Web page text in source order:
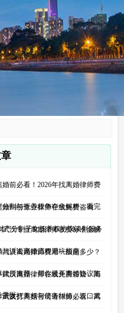
婚前必看！2026年找离婚律师费
分割与抚养权争夺全解析，看完
婚纠纷专业律师在线免费咨询
产分割子女抚养权协议谈判服务
武汉专业离婚律师收费标准全解
与诉讼离婚流程避坑指南
武汉离婚律师费用一般是多少？
律所推荐，帮你避开离婚协议陷
雷区
武汉离婚律师在线免费答疑：离
子女抚养权与债务纠纷，汉口武
武汉打离婚官司请律师必看：离